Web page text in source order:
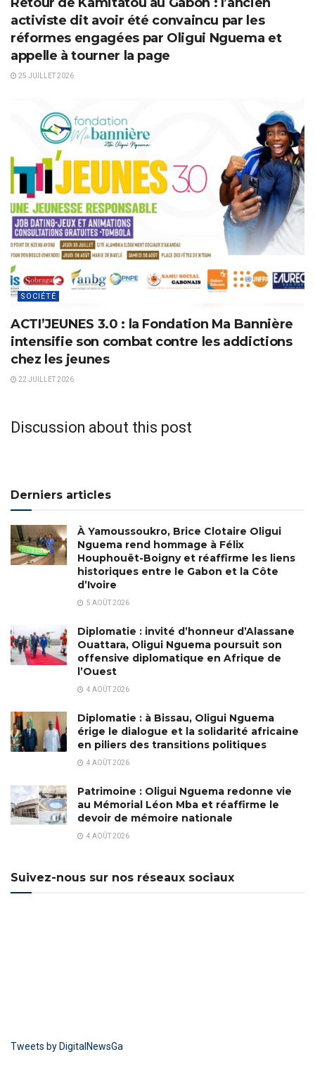
activiste dit avoir été convaincu par les
réformes engagées par Oligui Nguema et
appelle à tourner la page
25 JUILLET 2026
SOCIÉTÉ
ACTI’JEUNES 3.0 : la Fondation Ma Bannière
intensifie son combat contre les addictions
chez les jeunes
22 JUILLET 2026
Discussion about this post
Derniers articles
À Yamoussoukro, Brice Clotaire Oligui
Nguema rend hommage à Félix
Houphouët-Boigny et réaffirme les liens
historiques entre le Gabon et la Côte
d’Ivoire
5 AOÛT 2026
Diplomatie : invité d’honneur d’Alassane
Ouattara, Oligui Nguema poursuit son
offensive diplomatique en Afrique de
l’Ouest
4 AOÛT 2026
Diplomatie : à Bissau, Oligui Nguema
érige le dialogue et la solidarité africaine
en piliers des transitions politiques
4 AOÛT 2026
Patrimoine : Oligui Nguema redonne vie
au Mémorial Léon Mba et réaffirme le
devoir de mémoire nationale
4 AOÛT 2026
Suivez-nous sur nos réseaux sociaux
Tweets by DigitalNewsGa